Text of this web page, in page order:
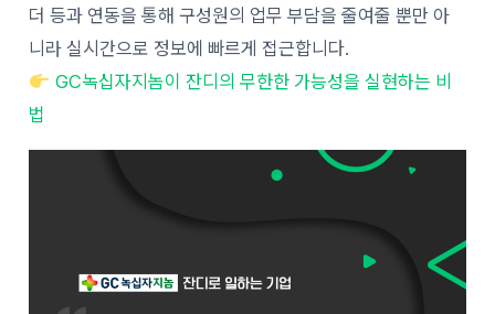
더 등과 연동을 통해 구성원의 업무 부담을 줄여줄 뿐만 아
니라 실시간으로 정보에 빠르게 접근합니다.
GC녹십자지놈이 잔디의 무한한 가능성을 실현하는 비
법